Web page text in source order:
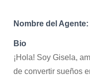
Nombre del Agente:
Bio
¡Hola! Soy Gisela,
de convertir sueños